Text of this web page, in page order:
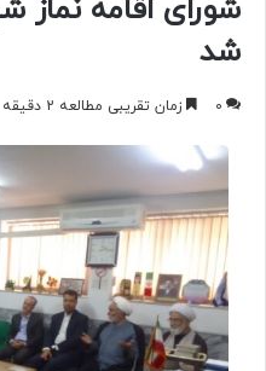
شورای اقامه نماز
شد
0 زمان تقریبی مطالعه 2 دقیقه